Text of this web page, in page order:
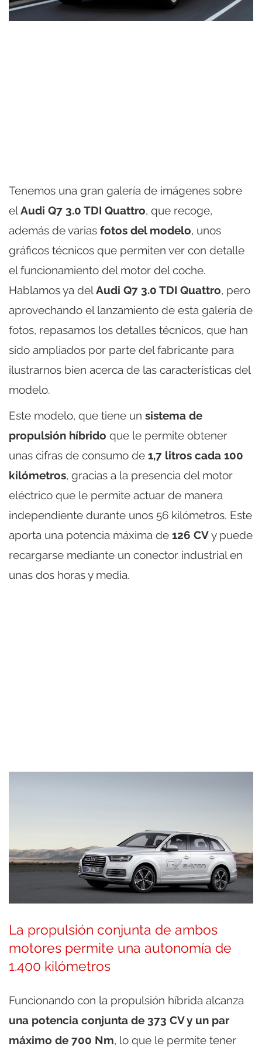
Tenemos una gran galería de imágenes sobre
elAudi Q7 3.0 TDI Quattro, que recoge,
además de varias fotos del modelo, unos
gráficos técnicos que permiten ver con detalle
el funcionamiento del motor del coche.
Hablamos ya delAudi Q7 3.0 TDI Quattro, pero
aprovechando el lanzamiento de esta galería de
fotos, repasamos los detalles técnicos, que han
sido ampliados por parte del fabricante para
ilustrarnos bien acerca de las características del
modelo.
Este modelo, que tiene un sistema de
propulsión híbrido que le permite obtener
unas cifras de consumo de 1,7 litros cada 100
kilómetros, gracias a la presencia del motor
eléctrico que le permite actuar de manera
independiente durante unos 56 kilómetros. Este
aporta una potencia máxima de 126 CVy puede
recargarse mediante un conector industrial en
unas dos horas y media.
La propulsión conjunta de ambos
motores permite una autonomía de
1.400 kilómetros
Funcionando con la propulsión híbrida alcanza
una potencia conjunta de 373 CV y un par
máximo de 700 Nm, lo que le permite tener